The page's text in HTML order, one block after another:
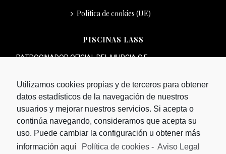
Política de cookies (UE)
PISCINAS LASS
PATROCINADOR OFICIAL DEL MURCIA C.F.
Utilizamos cookies propias y de terceros para obtener
datos estadísticos de la navegación de nuestros
usuarios y mejorar nuestros servicios. Si acepta o
continúa navegando, consideramos que acepta su
uso. Puede cambiar la configuración u obtener más
información aquí Política de cookies - Aviso Legal